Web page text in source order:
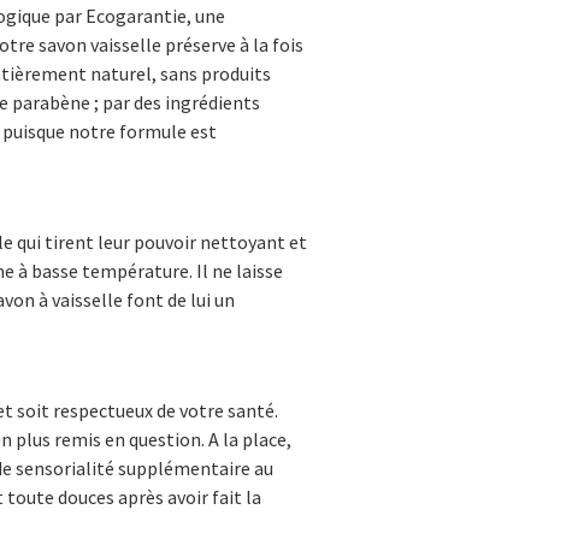
par Ecogarantie, une
savon vaisselle préserve à la fois
naturel, sans produits
parabène ; par des ingrédients
notre formule est
qui tirent leur pouvoir nettoyant et
à basse température. Il ne laisse
à vaisselle font de lui un
soit respectueux de votre santé.
plus remis en question. A la place,
sensorialité supplémentaire au
douces après avoir fait la